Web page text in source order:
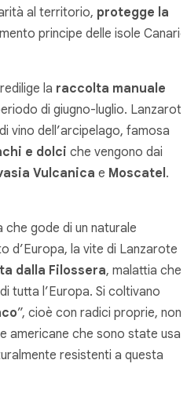
al territorio, protegge la
principe delle isole
la raccolta manuale
di giugno-luglio.
vino dell’arcipelago, famosa
e dolci che vengono dai
Vulcanica e Moscatel .
che gode di un naturale
d’Europa, la vite di Lanzarote
dalla Filossera, malattia che
tutta l’Europa. Si coltivano
”, cioè con radici proprie, non
americane che sono state
resistenti a questa